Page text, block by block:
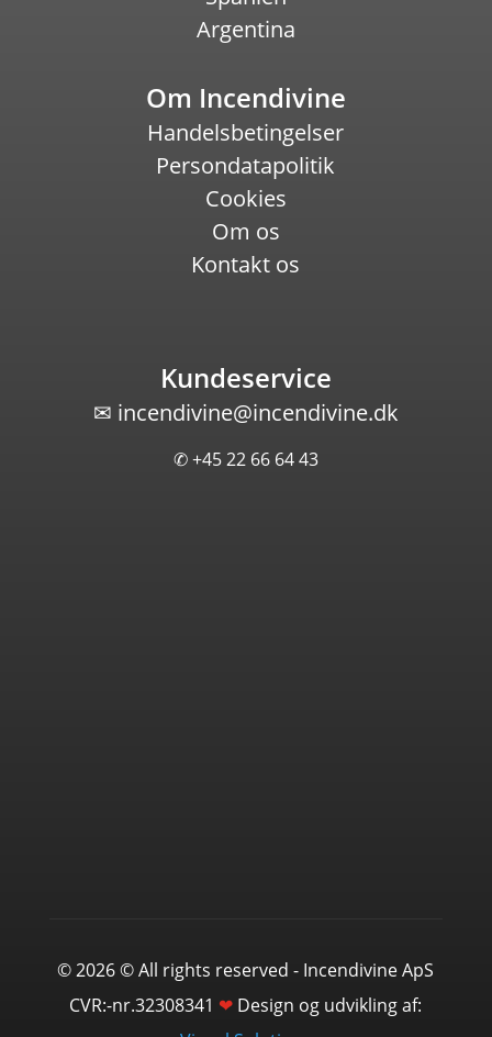
Argentina
Om Incendivine
Handelsbetingelser
Persondatapolitik
Cookies
Om os
Kontakt os
Kundeservice
✉ incendivine@incendivine.dk
✆ +45 22 66 64 43
© 2026 © All rights reserved - Incendivine ApS
CVR:-nr.32308341 ❤ Design og udvikling af: